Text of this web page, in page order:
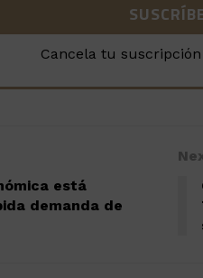
Cancela tu
está
demanda de